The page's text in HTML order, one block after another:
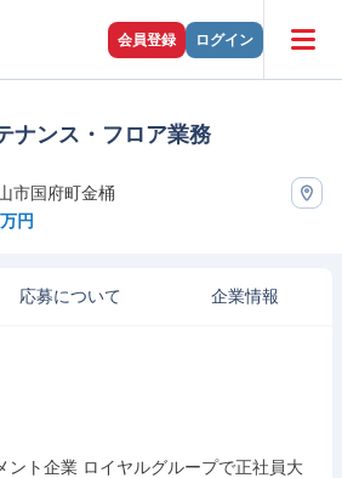
会員登録 ログイン
ナンス・フロア業務
市国府町金桶
円
応募について 企業情報
ト企業 ロイヤルグループで正社員大